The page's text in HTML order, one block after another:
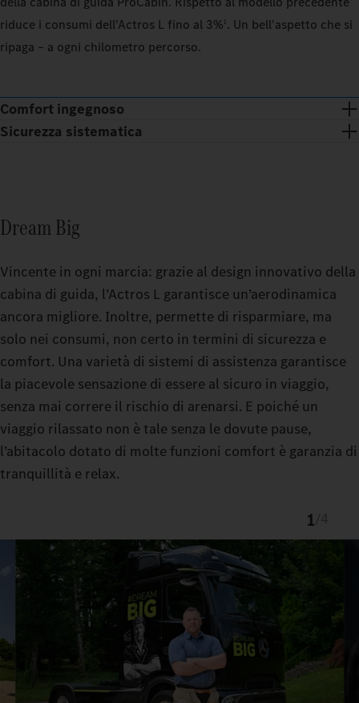
riduce i consumi dell'Actros L fino al 3%1. Un bell'aspetto che si
ripaga – a ogni chilometro percorso.
Comfort ingegnoso
Di facile uso: il Multimedia Cockpit Interactive 2 con azioni
vocali e funzioni digitali. 2 Semplicemente rilassante: guida
assistita di alto livello ed equipaggiamenti confortevoli della
cabina di guida.
Sicurezza sistematica
Guida ancora più sicura: sistemi di assistenza alla guida nuovi e
perfezionati come l'Active Brake Assist 6,
l'Active Sideguard Assist 2 e l'Active Drive Assist 3. Sono in
grado di riconoscere persone, veicoli e oggetti e ti aiutano a
reagire in modo rapido e adeguato.
Dream Big
Vincente in ogni marcia: grazie al design innovativo della
cabina di guida, l’Actros L garantisce un’aerodinamica
ancora migliore. Inoltre, permette di risparmiare, ma
solo nei consumi, non certo in termini di sicurezza e
comfort. Una varietà di sistemi di assistenza garantisce
la piacevole sensazione di essere al sicuro in viaggio,
senza mai correre il rischio di arenarsi. E poiché un
viaggio rilassato non è tale senza le dovute pause,
l’abitacolo dotato di molte funzioni comfort è garanzia di
tranquillità e relax.
1